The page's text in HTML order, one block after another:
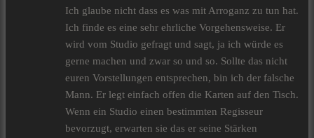
Ich glaube nicht dass es was mit Arroganz zu tun hat.
Ich finde es eine sehr ehrliche Vorgehensweise. Er
wird vom Studio gefragt und sagt, ja ich würde es
gerne machen und zwar so und so. Sollte das nicht
euren Vorstellungen entsprechen, bin ich der falsche
Mann. Er legt einfach offen die Karten auf den Tisch.
Wenn ein Studio einen bestimmten Regisseur
bevorzugt, erwarten sie das er seine Stärken